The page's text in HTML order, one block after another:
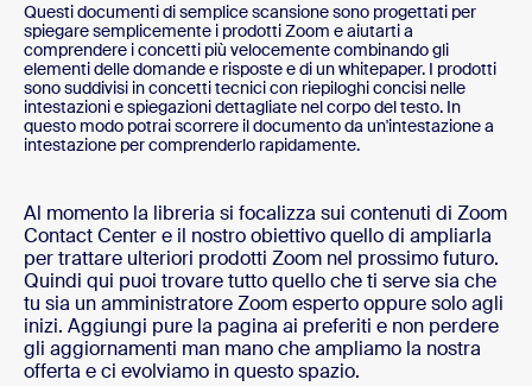
Questi documenti di semplice scansione sono progettati per
spiegare semplicemente i prodotti Zoom e aiutarti a
comprendere i concetti più velocemente combinando gli
elementi delle domande e risposte e di un whitepaper. I prodotti
sono suddivisi in concetti tecnici con riepiloghi concisi nelle
intestazioni e spiegazioni dettagliate nel corpo del testo. In
questo modo potrai scorrere il documento da un'intestazione a
intestazione per comprenderlo rapidamente.
Al momento la libreria si focalizza sui contenuti di Zoom
Contact Center e il nostro obiettivo quello di ampliarla
per trattare ulteriori prodotti Zoom nel prossimo futuro.
Quindi qui puoi trovare tutto quello che ti serve sia che
tu sia un amministratore Zoom esperto oppure solo agli
inizi. Aggiungi pure la pagina ai preferiti e non perdere
gli aggiornamenti man mano che ampliamo la nostra
offerta e ci evolviamo in questo spazio.